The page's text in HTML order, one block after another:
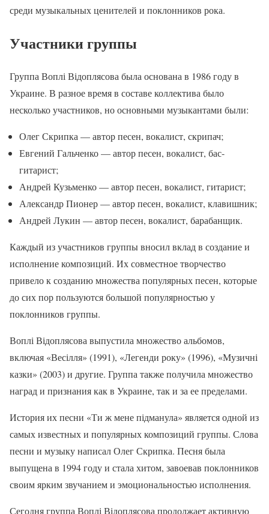
среди музыкальных ценителей и поклонников рока.
Участники группы
Группа Воплі Відоплясова была основана в 1986 году в
Украине. В разное время в составе коллектива было
несколько участников, но основными музыкантами были:
Олег Скрипка — автор песен, вокалист, скрипач;
Евгений Гальченко — автор песен, вокалист, бас-
гитарист;
Андрей Кузьменко — автор песен, вокалист, гитарист;
Александр Пионер — автор песен, вокалист, клавишник;
Андрей Лукин — автор песен, вокалист, барабанщик.
Каждый из участников группы вносил вклад в создание и
исполнение композиций. Их совместное творчество
привело к созданию множества популярных песен, которые
до сих пор пользуются большой популярностью у
поклонников группы.
Воплі Відоплясова выпустила множество альбомов,
включая «Весілля» (1991), «Легенди року» (1996), «Музичні
казки» (2003) и другие. Группа также получила множество
наград и признания как в Украине, так и за ее пределами.
История их песни «Ти ж мене підманула» является одной из
самых известных и популярных композиций группы. Слова
песни и музыку написал Олег Скрипка. Песня была
выпущена в 1994 году и стала хитом, завоевав поклонников
своим ярким звучанием и эмоциональностью исполнения.
Сегодня группа Воплі Відоплясова продолжает активную